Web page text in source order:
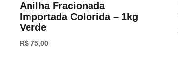
Anilha Fracionada
Importada Colorida – 1kg
Verde
R$ 75,00